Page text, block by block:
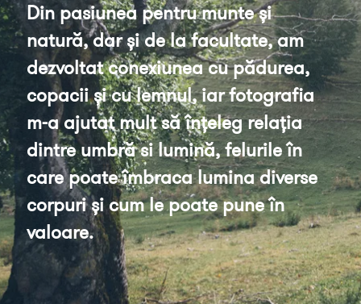
Din pasiunea pentru munte și
natură, dar și de la facultate, am
dezvoltat conexiunea cu pădurea,
copacii și cu lemnul, iar fotografia
m-a ajutat mult să înțeleg relația
dintre umbră si lumină, felurile în
care poate îmbraca lumina diverse
corpuri și cum le poate pune în
valoare.